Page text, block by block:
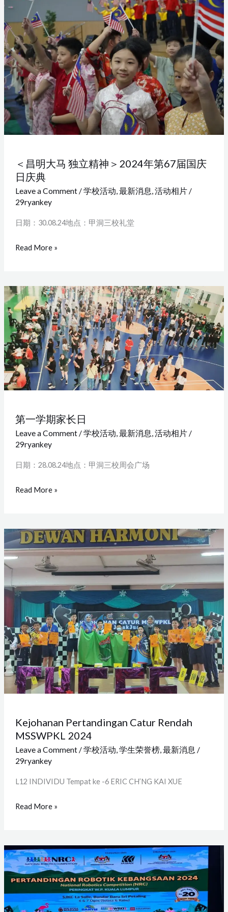
＜昌明大马 独立精神＞2024年第67届国庆
日庆典
Leave a Comment/学校活动,最新消息,活动相片/
29ryankey
日期：30.08.24地点：甲洞三校礼堂
明
大
马
独
立
精
神
＞
2024
67
届
国
日
Read More »
第一学期家长日
Leave a Comment/学校活动,最新消息,活动相片/
29ryankey
日期：28.08.24地点：甲洞三校周会广场
第
一
学
期
家
长
日
Read More »
Kejohanan Pertandingan Catur Rendah
MSSWPKL 2024
Leave a Comment/学校活动,学生荣誉榜,最新消息 /
29ryankey
L12 INDIVIDU Tempat ke -6 ERIC CH’NG KAI XUE
Kejohanan
Pertandingan
Catur
Rendah
MSSWPKL
2024
Read More »
Pertandingan
Robotik
Kebangsaan
2024